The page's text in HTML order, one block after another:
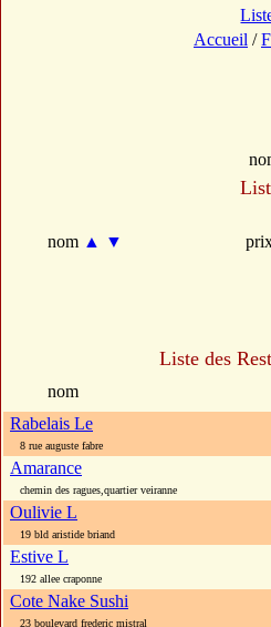
Accueil /
nom ▲ ▼
Liste des
nom
Rabelais Le
8 rue auguste fabre
Amarance
chemin des ragues,quartier veiranne
Oulivie L
19 bld aristide briand
Estive L
192 allee craponne
Cote Nake Sushi
23 boulevard frederic mistral